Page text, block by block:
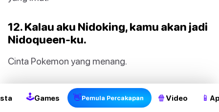
12. Kalau aku Nidoking, kamu akan jadi
Nidoqueen-ku.
Cinta Pokemon yang menang.
🕹Games 👋Pemula Percakapan 🍿 Video 📱